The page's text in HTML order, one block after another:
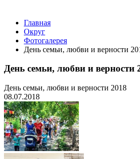
Главная
Округ
Фотогалерея
День семьи, любви и верности
День семьи, любви и верности
День семьи, любви и верности 2018
08.07.2018